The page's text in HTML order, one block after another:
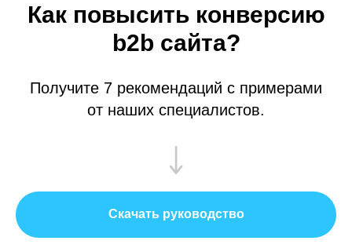
Как повысить конверсию
b2b сайта?
Получите 7 рекомендаций с примерами
от наших специалистов.
Скачать руководство